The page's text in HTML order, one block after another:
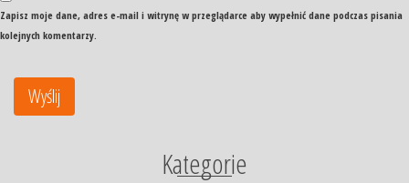
Zapisz moje dane, adres e-mail i witrynę w przeglądarce aby wypełnić dane podczas pisania
kolejnych komentarzy.
Kategorie